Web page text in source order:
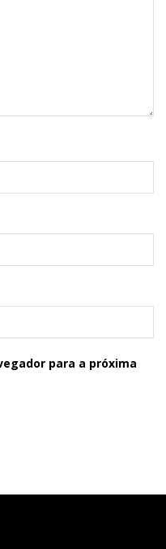
para a próxima